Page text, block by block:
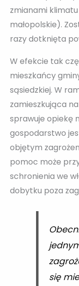
zmianami
małopolskie).
razy dotknięta
W efekcie tak
mieszkańcy
sąsiedzkiej. W
zamieszkująca
sprawuje opiekę
gospodarstwo
objętym
pomoc może
schronienia we
dobytku poza
się